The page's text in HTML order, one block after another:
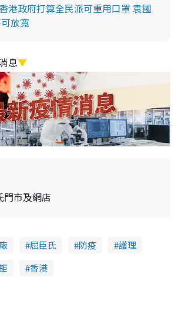
港政府打算全民派可重用口罩 袁國
放寬
息▼
門市及網店
屈臣氏 防疫
護理
香港